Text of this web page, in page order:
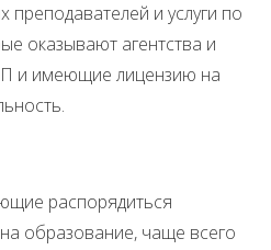
преподавателей и услуги по
оказывают агентства и
и имеющие лицензию на
распорядиться
образование, чаще всего